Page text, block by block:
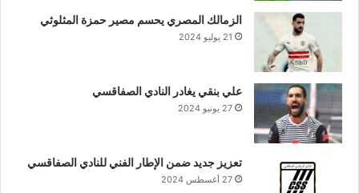
الزمالك المصري يحسم مصير حمزة المثلوثي
21 يوليو 2024
علي بنقي يغادر النادي الصفاقسي
27 يونيو 2024
تعزيز جديد ضمن الإطار الفني للنادي الصفاقسي
27 أغسطس 2024